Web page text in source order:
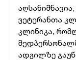
ვეტერანთა
კლინიკა,
ადგილზე